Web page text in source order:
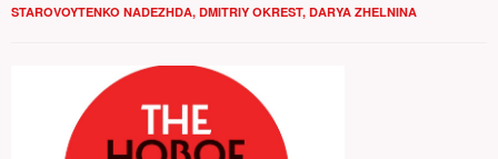
STAROVOYTENKO NADEZHDA, DMITRIY OKREST, DARYA ZHELNINA